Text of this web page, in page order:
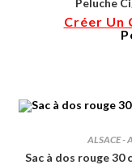
Créer Un
ALSACE -
Sac à dos rouge 30